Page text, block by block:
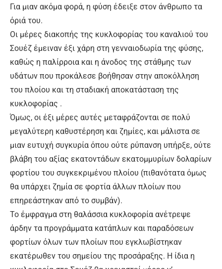
Για μιαν ακόμα φορά, η φύση έδειξε στον άνθρωπο τα
όριά του.
Οι μέρες διακοπής της κυκλοφορίας του καναλιού του
Σουέζ έμειναν έξι χάρη στη γενναιοδωρία της φύσης,
καθώς η παλίρροια και η άνοδος της στάθμης των
υδάτων που προκάλεσε βοήθησαν στην αποκόλληση
του πλοίου και τη σταδιακή αποκατάσταση της
κυκλοφορίας .
Όμως, οι έξι μέρες αυτές μεταφράζονται σε πολύ
μεγαλύτερη καθυστέρηση και ζημίες, και μάλιστα σε
μιαν ευτυχή συγκυρία όπου ούτε ρύπανση υπήρξε, ούτε
βλάβη του αξίας εκατοντάδων εκατομμυρίων δολαρίων
φορτίου του συγκεκριμένου πλοίου (πιθανότατα όμως
θα υπάρχει ζημία σε φορτία άλλων πλοίων που
επηρεάστηκαν από το συμβάν).
Το έμφραγμα στη θαλάσσια κυκλοφορία ανέτρεψε
άρδην τα προγράμματα κατάπλων και παραδόσεων
φορτίων όλων των πλοίων που εγκλωβίστηκαν
εκατέρωθεν του σημείου της προσάραξης. Η ίδια η